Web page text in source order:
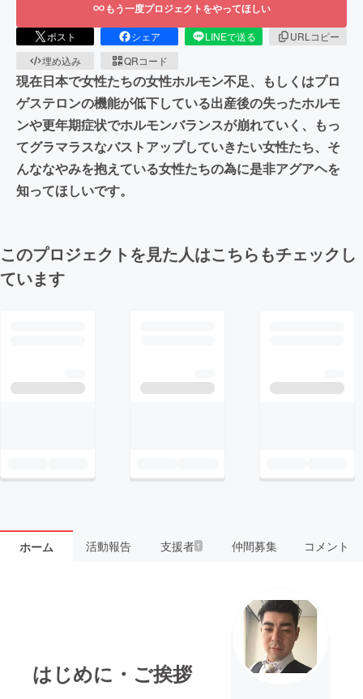
もう一度プロジェクトをやってほしい
ポスト シェア LINEで送る
URLコピー
埋め込み
QRコード
現在日本で女性たちの女性ホルモン不足、もしくはプロ
ゲステロンの機能が低下している出産後の失ったホルモ
ンや更年期症状でホルモンバランスが崩れていく、もっ
てグラマラスなバストアップしていきたい女性たち、そ
んななやみを抱えている女性たちの為に是非アグアヘを
知ってほしいです。
このプロジェクトを見た人はこちらもチェックし
ています
ホーム 活動報告 支援者 1 仲間募集 コメント
はじめに・ご挨拶